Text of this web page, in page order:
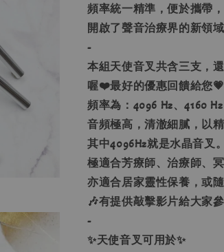
頻率統一精準，便於攜帶，
開啟了聲音治療界的新領域
-
本組天使音叉共含三支，
喔❤️最好的優惠回饋給您💗
頻率為：4096 Hz、4160 Hz
音頻極高，清澈細膩，以
其中4096Hz就是水晶音叉
極適合芳療師、治療師、
亦適合居家靈性保養，或隨
🎶有提供敲擊影片給大家
-
✨天使音叉可用於✨